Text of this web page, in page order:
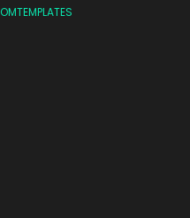
OMTEMPLATES